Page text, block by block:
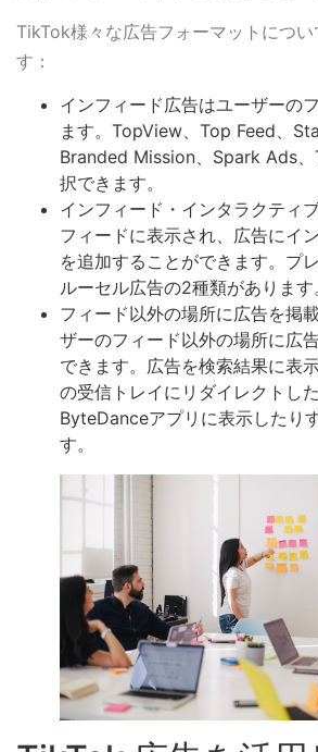
TikTok様々な広告フォーマットにつ
す：
インフィード広告はユーザーの
ます。TopView、Top Feed、
Branded Mission、Spark Ads
択できます。
インフィード・インタラクティ
フィードに表示され、広告にイ
を追加することができます。プ
ルーセル広告の2種類があります
フィード以外の場所に広告を掲
ザーのフィード以外の場所に広
できます。広告を検索結果に表
の受信トレイにリダイレクトし
ByteDanceアプリに表示したり
す。